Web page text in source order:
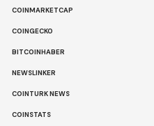
COINMARKETCAP
COINGECKO
BITCOINHABER
NEWSLINKER
COINTURK NEWS
COINSTATS